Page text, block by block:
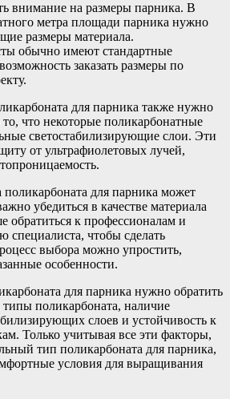
внимание на размеры парника. В
метра площади парника нужно
размеры материала.
обычно имеют стандартные
заказать размеры по
для парника также нужно
что некоторые поликарбонатные
светостабилизирующие слои. Эти
от ультрафиолетовых лучей,
для парника может
убедиться в качестве материала
обратиться к профессионалам и
специалиста, чтобы сделать
выбора можно упростить,
особенности.
для парника нужно обратить
поликарбоната, наличие
слоев и устойчивость к
Только учитывая все эти факторы,
тип поликарбоната для парника,
условия для выращивания